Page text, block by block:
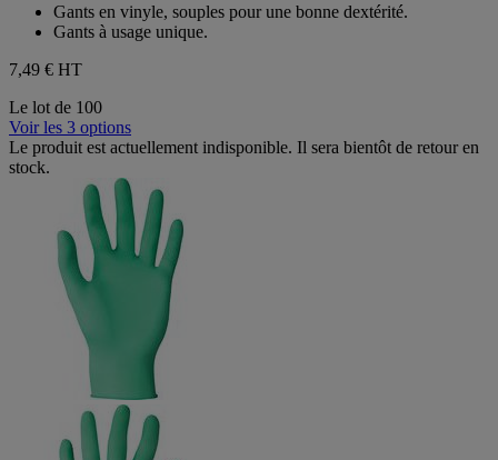
avis
étoiles.
1
avis
Gants en vinyle, souples pour une bonne dextérité.
Gants à usage unique.
7,49 € HT
Le lot de 100
Voir les 3 options
Le produit est actuellement indisponible. Il sera bientôt de retour en
stock.